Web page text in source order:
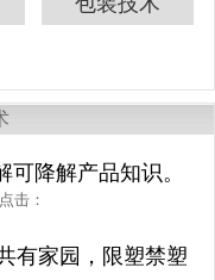
降解产品知识。
击：
有家园，限塑禁塑